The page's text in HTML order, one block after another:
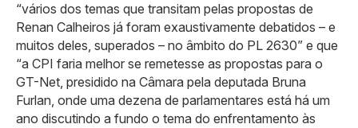
“vários dos temas que transitam pelas propostas de
Renan Calheiros já foram exaustivamente debatidos – e
muitos deles, superados – no âmbito do PL 2630” e que
“a CPI faria melhor se remetesse as propostas para o
GT-Net, presidido na Câmara pela deputada Bruna
Furlan, onde uma dezena de parlamentares está há um
ano discutindo a fundo o tema do enfrentamento às